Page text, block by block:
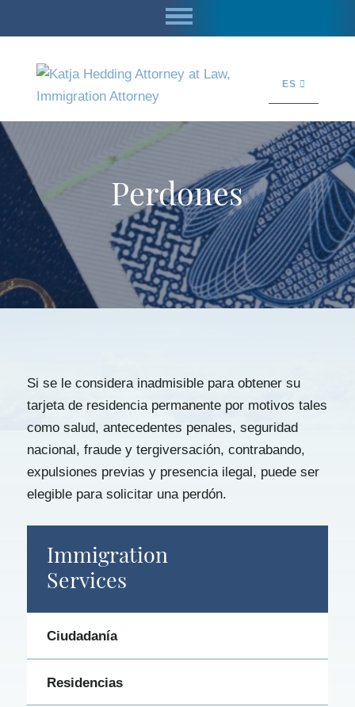
ES
Perdones
Si se le considera inadmisible para obtener su
tarjeta de residencia permanente por motivos tales
como salud, antecedentes penales, seguridad
nacional, fraude y tergiversación, contrabando,
expulsiones previas y presencia ilegal, puede ser
elegible para solicitar una perdón.
Immigration
Services
Ciudadanía
Residencias